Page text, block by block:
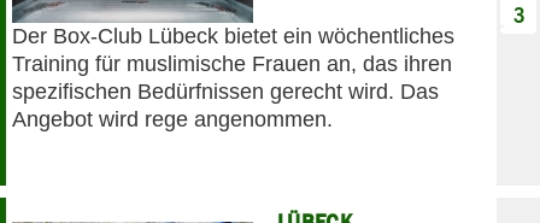
Der Box-Club Lübeck bietet ein wöchentliches
Training für muslimische Frauen an, das ihren
spezifischen Bedürfnissen gerecht wird. Das
Angebot wird rege angenommen.
3